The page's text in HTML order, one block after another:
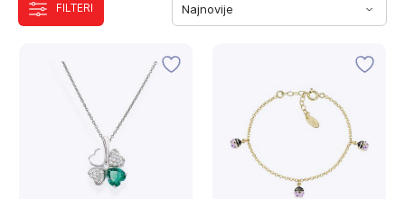
FILTERI